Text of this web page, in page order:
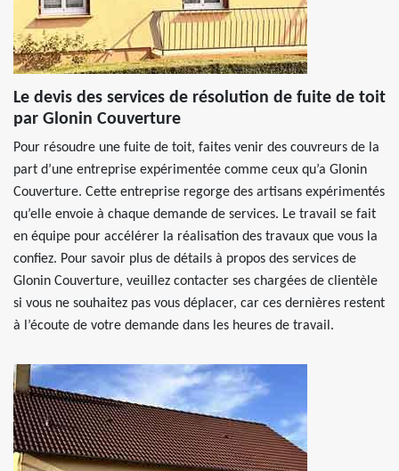
Le devis des services de résolution de fuite de toit
par Glonin Couverture
Pour résoudre une fuite de toit, faites venir des couvreurs de la
part d’une entreprise expérimentée comme ceux qu’a Glonin
Couverture. Cette entreprise regorge des artisans expérimentés
qu’elle envoie à chaque demande de services. Le travail se fait
en équipe pour accélérer la réalisation des travaux que vous la
confiez. Pour savoir plus de détails à propos des services de
Glonin Couverture, veuillez contacter ses chargées de clientèle
si vous ne souhaitez pas vous déplacer, car ces dernières restent
à l’écoute de votre demande dans les heures de travail.